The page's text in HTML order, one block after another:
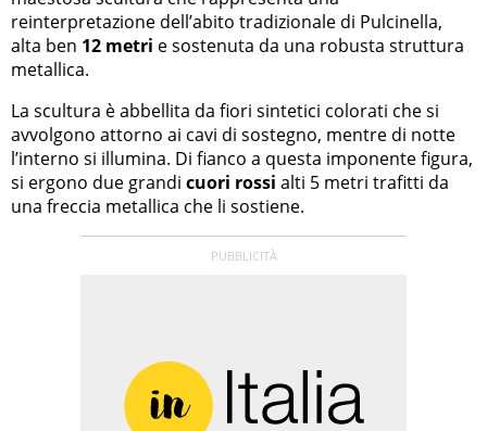
reinterpretazione dell’abito tradizionale di Pulcinella,
alta ben 12 metri e sostenuta da una robusta struttura
metallica.
La scultura è abbellita da fiori sintetici colorati che si
avvolgono attorno ai cavi di sostegno, mentre di notte
l’interno si illumina. Di fianco a questa imponente figura,
si ergono due grandi cuori rossi alti 5 metri trafitti da
una freccia metallica che li sostiene.